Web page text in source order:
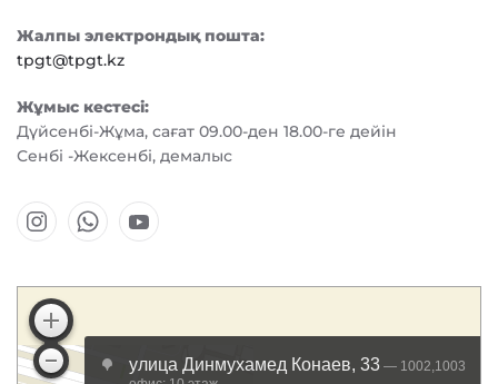
Жалпы электрондық пошта:
tpgt@tpgt.kz
Жұмыс кестесі:
Дүйсенбі-Жұма, сағат 09.00-ден 18.00-ге дейін
Сенбі -Жексенбі, демалыс